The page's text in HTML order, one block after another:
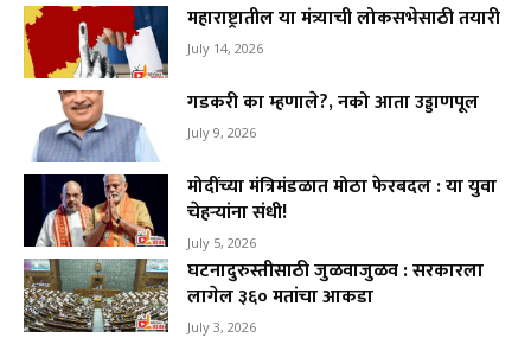
महाराष्ट्रातील या मंत्र्याची लोकसभेसाठी तयारी
July 14, 2026
गडकरी का म्हणाले?, नको आता उड्डाणपूल
July 9, 2026
मोदींच्या मंत्रिमंडळात मोठा फेरबदल : या युवा
चेहऱ्यांना संधी!
July 5, 2026
घटनादुरुस्तीसाठी जुळवाजुळव : सरकारला
लागेल ३६० मतांचा आकडा
July 3, 2026